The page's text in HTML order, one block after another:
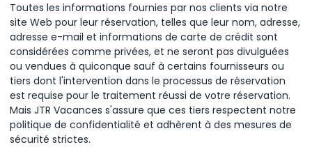
Toutes les informations fournies par nos clients via notre
site Web pour leur réservation, telles que leur nom, adresse,
adresse e-mail et informations de carte de crédit sont
considérées comme privées, et ne seront pas divulguées
ou vendues à quiconque sauf à certains fournisseurs ou
tiers dont l'intervention dans le processus de réservation
est requise pour le traitement réussi de votre réservation.
Mais JTR Vacances s'assure que ces tiers respectent notre
politique de confidentialité et adhèrent à des mesures de
sécurité strictes.